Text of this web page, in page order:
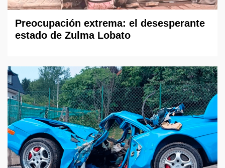
Preocupación extrema: el desesperante
estado de Zulma Lobato